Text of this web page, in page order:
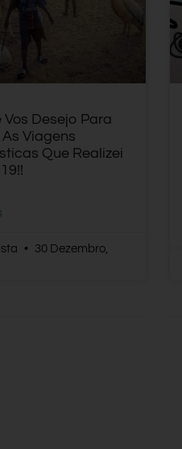
Vos Desejo Para
As Viagens
Que Realizei
30 Dezembro,